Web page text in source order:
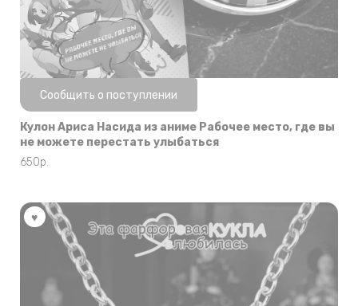
Нет в наличии
Сообщить о поступлении
Кулон Ариса Насида из аниме Рабочее место, где вы
не можете перестать улыбаться
650р.